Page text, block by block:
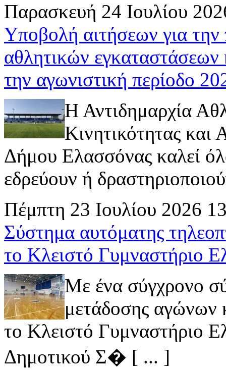
Παρασκευή 24 Ιουλίου
Υποβολή αιτήσεων για
αθλητικών
την αγωνιστική περίοδο
Η Αντιδημαρχία
Κινητικότητας
Δήμου Ελασσόνας καλεί
εδρεύουν ή
Πέμπτη 23 Ιουλίου 2026
Σύστημα αυτόματης
το Κλειστό Γυμναστήριο
Με ένα σύγχρονο
μετάδοσης αγώνων
το Κλειστό Γυμναστήριο
Δημοτικού Σ� [ ... ]